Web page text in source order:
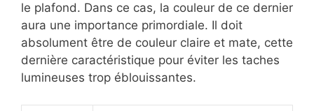
le plafond. Dans ce cas, la couleur de ce dernier
aura une importance primordiale. Il doit
absolument être de couleur claire et mate, cette
dernière caractéristique pour éviter les taches
lumineuses trop éblouissantes.